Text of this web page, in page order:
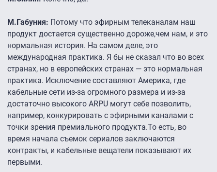
М.Габуния: Потому что эфирным телеканалам наш
продукт достается существенно дороже,чем нам, и это
нормальная история. На самом деле, это
международная практика. Я бы не сказал что во всех
странах, но в европейских странах — это нормальная
практика. Исключение составляют Америка, где
кабельные сети из-за огромного размера и из-за
достаточно высокого ARPU могут себе позволить,
например, конкурировать с эфирными каналами с
точки зрения премиального продукта.То есть, во
время начала съемок сериалов заключаются
контракты, и кабельные вещатели показывают их
первыми.